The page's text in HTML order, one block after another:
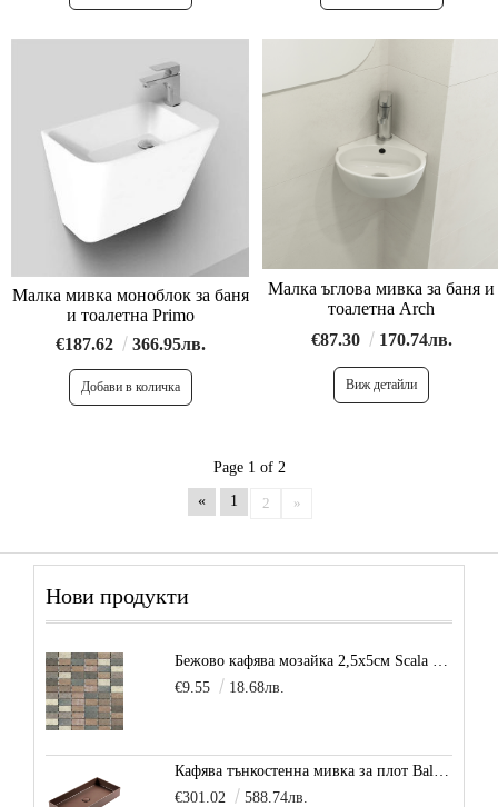
Малка мивка моноблок за баня
и тоалетна Primo
€187.62
366.95лв.
Малка ъглова мивка за баня и
тоалетна Arch
€87.30
170.74лв.
Виж детайли
Page 1 of 2
« 1 2 »
Нови продукти
€9.55
18.68лв.
€301.02
588.74лв.